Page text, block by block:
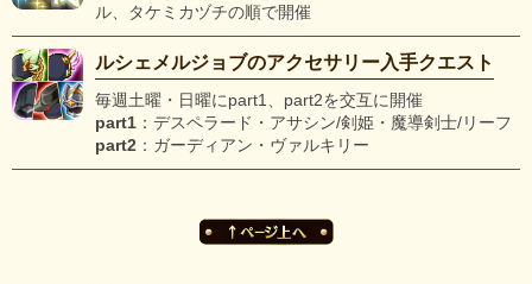
ル、タケミカヅチの順で開催
ルシェメルジョブのアクセサリー入手クエスト
毎週土曜・日曜にpart1、part2を交互に開催
part1 ：デスペラード・アサシン/剣姫・魔導剣士/リーフ
part2 ：ガーディアン・ヴァルキリー